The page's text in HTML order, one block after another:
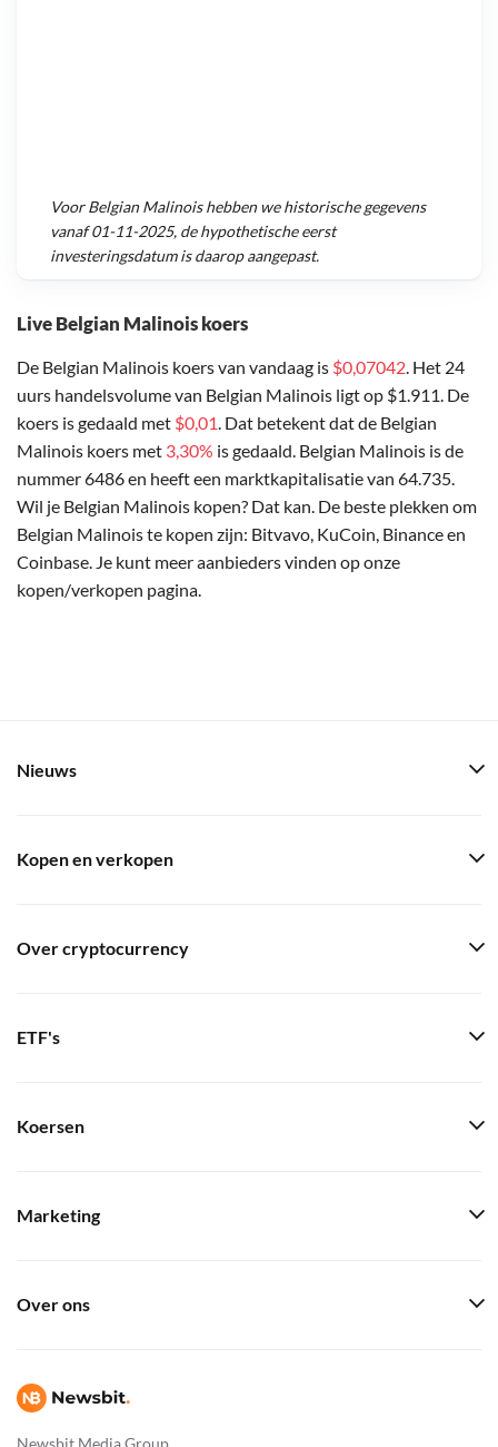
Live Belgian Malinois koers
De Belgian Malinois koers van vandaag is $0,07042. Het 24
uurs handelsvolume van Belgian Malinois ligt op $1.911. De
koers is gedaald met $0,01. Dat betekent dat de Belgian
Malinois koers met 3,30% is gedaald. Belgian Malinois is de
nummer 6486 en heeft een marktkapitalisatie van 64.735.
Wil je Belgian Malinois kopen? Dat kan. De beste plekken om
Belgian Malinois te kopen zijn: Bitvavo, KuCoin, Binance en
Coinbase. Je kunt meer aanbieders vinden op onze
kopen/verkopen pagina.
VoorBelgian Malinoishebben we historische gegevens
vanaf01-11-2025, de hypothetische eerst
investeringsdatum is daarop aangepast.
Newsbit Media Group
Nieuws
Kopen en verkopen
Over cryptocurrency
ETF's
Koersen
Marketing
Over ons